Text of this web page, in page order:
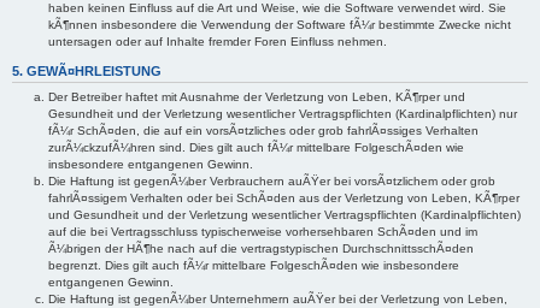
haben keinen Einfluss auf die Art und Weise, wie die Software verwendet wird. Sie
kÃ¶nnen insbesondere die Verwendung der Software fÃ¼r bestimmte Zwecke nicht
untersagen oder auf Inhalte fremder Foren Einfluss nehmen.
5. GEWÃ¤HRLEISTUNG
Der Betreiber haftet mit Ausnahme der Verletzung von Leben, KÃ¶rper und
Gesundheit und der Verletzung wesentlicher Vertragspflichten (Kardinalpflichten) nur
fÃ¼r SchÃ¤den, die auf ein vorsÃ¤tzliches oder grob fahrlÃ¤ssiges Verhalten
zurÃ¼ckzufÃ¼hren sind. Dies gilt auch fÃ¼r mittelbare FolgeschÃ¤den wie
insbesondere entgangenen Gewinn.
Die Haftung ist gegenÃ¼ber Verbrauchern auÃŸer bei vorsÃ¤tzlichem oder grob
fahrlÃ¤ssigem Verhalten oder bei SchÃ¤den aus der Verletzung von Leben, KÃ¶rper
und Gesundheit und der Verletzung wesentlicher Vertragspflichten (Kardinalpflichten)
auf die bei Vertragsschluss typischerweise vorhersehbaren SchÃ¤den und im
Ã¼brigen der HÃ¶he nach auf die vertragstypischen DurchschnittsschÃ¤den
begrenzt. Dies gilt auch fÃ¼r mittelbare FolgeschÃ¤den wie insbesondere
entgangenen Gewinn.
Die Haftung ist gegenÃ¼ber Unternehmern auÃŸer bei der Verletzung von Leben,